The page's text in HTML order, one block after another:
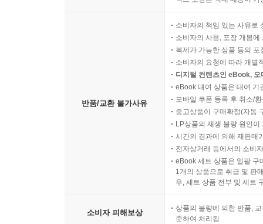
반품/교환 불가사유
소비자의 책임 있는 사유로
소비자의 사용, 포장 개봉
복제가 가능한 상품 등의
소비자의 요청에 따라 개별
디지털 컨텐츠인 eBook,
eBook 대여 상품은 대여 기
모바일 쿠폰 등록 후 취소/
중고상품이 구매확정(자동
LP상품의 재생 불량 원인
시간의 경과에 의해 재판매
전자상거래 등에서의 소비
eBook 세트 상품은 일괄 구
1개의 상품으로 취급 및 판
우, 세트 상품 전부 및 세트
소비자 피해보상
상품의 불량에 의한 반품,
준하여 처리됨